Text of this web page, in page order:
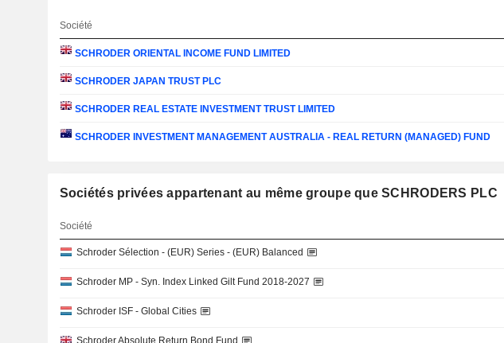
Société
SCHRODER ORIENTAL INCOME FUND LIMITED
SCHRODER JAPAN TRUST PLC
SCHRODER REAL ESTATE INVESTMENT TRUST LIMITED
SCHRODER INVESTMENT MANAGEMENT AUSTRALIA - REAL RETURN (MANAGED) FUND
Sociétés privées appartenant au même groupe que SCHRODERS PLC
Société
Schroder Sélection - (EUR) Series - (EUR) Balanced
Schroder MP - Syn. Index Linked Gilt Fund 2018-2027
Schroder ISF - Global Cities
Schroder Absolute Return Bond Fund